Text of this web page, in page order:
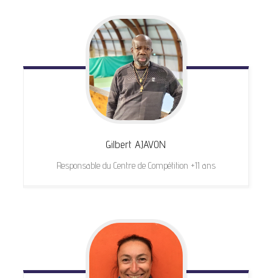
GilbertAJAVON
Responsable du Centre de Compétition +11 ans